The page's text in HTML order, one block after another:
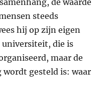
steeds
hij op zijn eigen
universiteit, die is
maar de
wordt gesteld is: waar